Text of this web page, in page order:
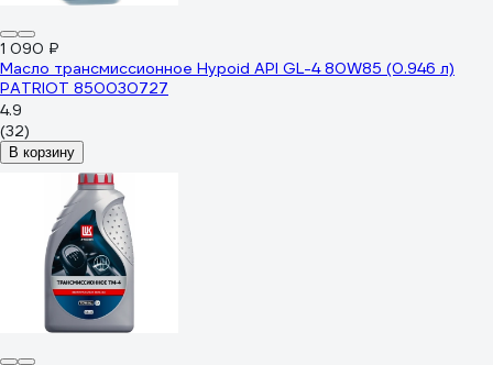
1 090 ₽
Масло трансмиссионное Hypoid API GL-4 80W85 (0.946 л)
PATRIOT 850030727
4.9
(32)
В корзину